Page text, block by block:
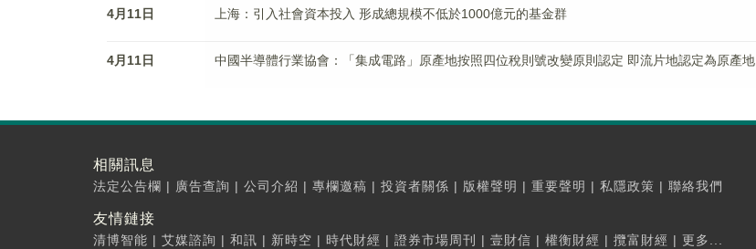
4月11日 上海：引入社會資本投入 形成總規模不低於1000億元的基金群
4月11日 中國半導體行業協會：「集成電路」原產地按照四位稅則號改變原則認定 即流片地認定為原產地
相關訊息
法定公告欄 | 廣告查詢 | 公司介紹 | 專欄邀稿 | 投資者關係 | 版權聲明 | 重要聲明 | 私隱政策 | 聯絡我們
友情鏈接
清博智能 | 艾媒諮詢 | 和訊 | 新時空 | 時代財經 | 證券市場周刊 | 壹財信 | 權衡財經 | 攬富財經 | 更多...